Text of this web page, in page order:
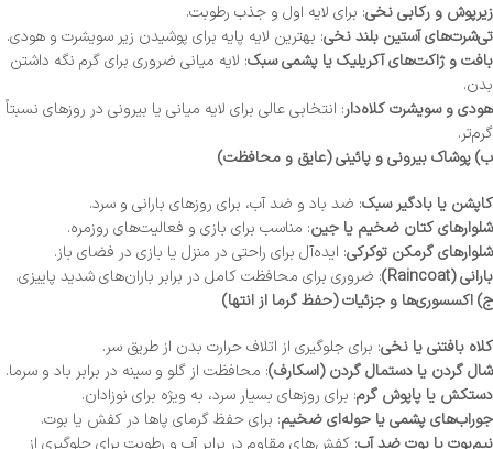
زیرپوش و رکابی نخی: برای لایه اول و جذب رطوبت.
تی‌شرت‌های آستین بلند نخی: بهترین لایه پایه برای پوشیدن زیر سویشرت و هودی.
بافت و ژاکت‌های آکریلیک یا پشمی سبک: لایه میانی ضروری برای گرم نگه داشتن
بدن.
هودی و سویشرت کلاه‌دار: انتخابی عالی برای لایه میانی یا بیرونی در روزهای نسبتاً
گرم‌تر.
ب) پوشاک بیرونی و پائینی (عایق و محافظت)
کاپشن یا بادگیر سبک: ضد باد و ضد آب، برای روزهای بارانی و سرد.
شلوارهای کتان ضخیم یا جین: مناسب برای بازی و فعالیت‌های روزمره.
شلوارهای گرمکن توکرکی: ایده‌آل برای راحتی در منزل یا بازی در فضای باز.
بارانی (Raincoat)
: ضروری برای محافظت کامل در برابر باران‌های شدید پاییزی.
ج) اکسسوری‌ها و جزئیات (حفظ گرما از انتها)
کلاه بافتنی یا نخی: برای جلوگیری از اتلاف حرارت بدن از طریق سر.
شال گردن یا دستمال گردن (اسکارف): محافظت از گلو و سینه در برابر باد و سرما.
دستکش یا پاپوش گرم: برای روزهای بسیار سرد، به ویژه برای نوزادان.
جوراب‌های پشمی یا حوله‌ای ضخیم: برای حفظ گرمای پاها در کفش یا بوت.
نیم‌بوت یا بوت ضد آب: کفش‌های مقاوم در برابر آب و رطوبت برای جلوگیری از